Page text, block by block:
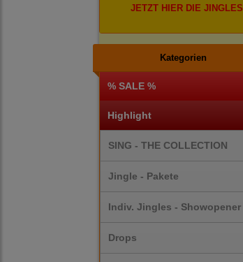
JETZT HIER DIE JINGLES
Kategorien
% SALE %
Highlight
SING - THE COLLECTION
Jingle - Pakete
Indiv. Jingles - Showopener
Drops